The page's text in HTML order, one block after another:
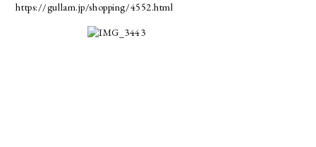
https://gullam.jp/shopping/4552.html